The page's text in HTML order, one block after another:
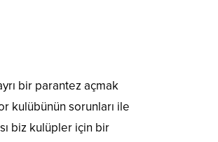
bir parantez açmak
kulübünün sorunları ile
biz kulüpler için bir